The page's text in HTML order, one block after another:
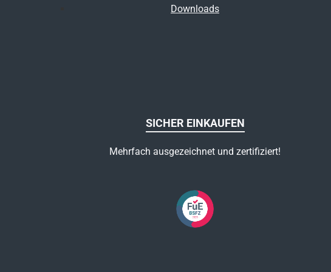
Downloads
SICHER EINKAUFEN
Mehrfach ausgezeichnet und zertifiziert!